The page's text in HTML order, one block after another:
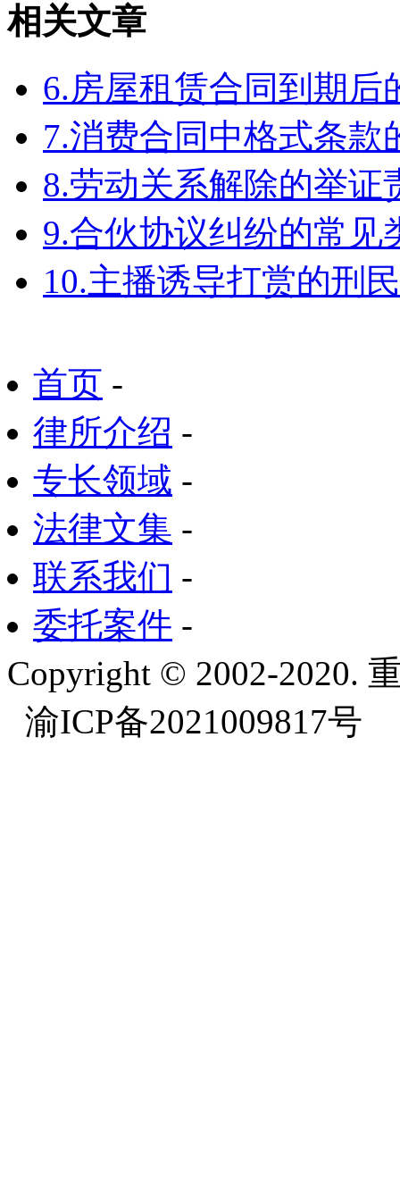
相关文章
6.房屋租赁合同到期后
7.消费合同中格式条款
8.劳动关系解除的举证
9.合伙协议纠纷的常见
10.主播诱导打赏的刑
首页 -
律所介绍 -
专长领域 -
法律文集 -
联系我们 -
委托案件 -
Copyright © 2002-2020.
渝ICP备2021009817号